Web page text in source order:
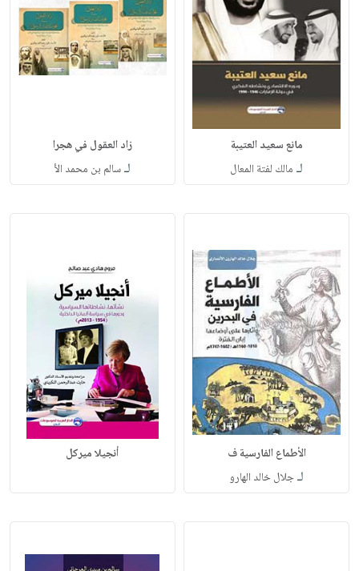
مانع سعيد العتيبة
لـ مالك لفتة المعال
زاد العقول في هجرا
لـسالم بن محمد الأ
الأطماع الفارسية ف
لـجلال خالد الهارو
أنجيلا ميركل